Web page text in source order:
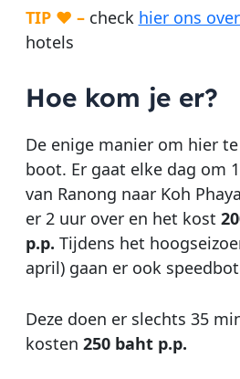
TIP ♥ –check hier ons
hotels
Hoe kom je er?
De enige manier om hier
boot. Er gaat elke dag om
van Ranong naar Koh
er 2 uur over en het kost
p.p. Tijdens het
april) gaan er ook
Deze doen er slechts 35
kosten 250 baht p.p.